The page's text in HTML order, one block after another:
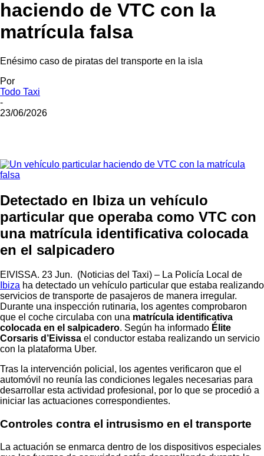
haciendo de VTC con la
matrícula falsa
Enésimo caso de piratas del transporte en la isla
Por
Todo Taxi
-
23/06/2026
Detectado en Ibiza un vehículo
particular que operaba como VTC con
una matrícula identificativa colocada
en el salpicadero
EIVISSA. 23 Jun. (Noticias del Taxi) – La Policía Local de
Ibiza ha detectado un vehículo particular que estaba realizando
servicios de transporte de pasajeros de manera irregular.
Durante una inspección rutinaria, los agentes comprobaron
que el coche circulaba con una matrícula identificativa
colocada en el salpicadero. Según ha informado Élite
Corsaris d’Eivissa el conductor estaba realizando un servicio
con la plataforma Uber.
Tras la intervención policial, los agentes verificaron que el
automóvil no reunía las condiciones legales necesarias para
desarrollar esta actividad profesional, por lo que se procedió a
iniciar las actuaciones correspondientes.
Controles contra el intrusismo en el transporte
La actuación se enmarca dentro de los dispositivos especiales